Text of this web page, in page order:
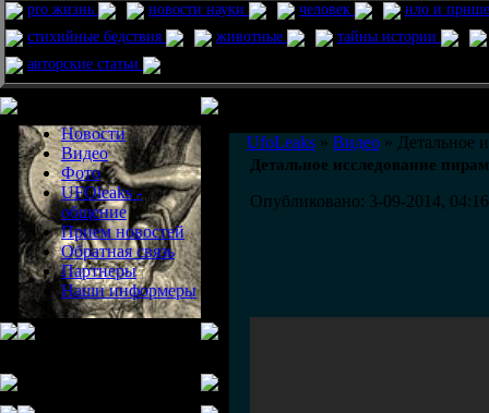
pro жизнь новости науки человек
нло и
стихийные бедствия
животные
тайны истории
авторские статьи
Новости
Видео
Фото
UFOleaks -
общение
Прием новостей
Обратная связь
Партнеры
Наши информеры
UfoLeaks » Видео » Детальное
Детальное исследование
Опубликовано: 3-09-2014, 04:16